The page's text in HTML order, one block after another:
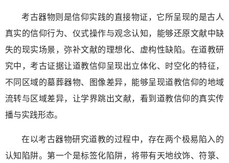
考古器物则是信仰实践的直接物证，它所呈现的是古人
真实的信仰行为、仪式操作与观念认知，能够还原文献中缺
失的现实场景，弥补文献的理想化、虚构性缺陷。在道教研
究中，考古证据让道教信仰呈现出立体化、时空化的特征，
不同区域的墓葬器物、图像差异，能够呈现道教信仰的地域
流转与区域差异，让学界跳出文献，看到道教信仰的真实传
播与实践形态。
在以考古器物研究道教的过程中，存在两个极易陷入的
认知陷阱。第一个是标签化陷阱，将带有天地纹饰、符箓、